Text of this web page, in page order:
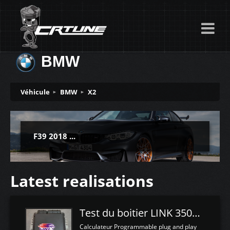
BMW
Véhicule BMW X2
F39 2018 ...
Latest realisations
Test du boitier LINK 350Z Plugin ECU
Calculateur Programmable plug and play